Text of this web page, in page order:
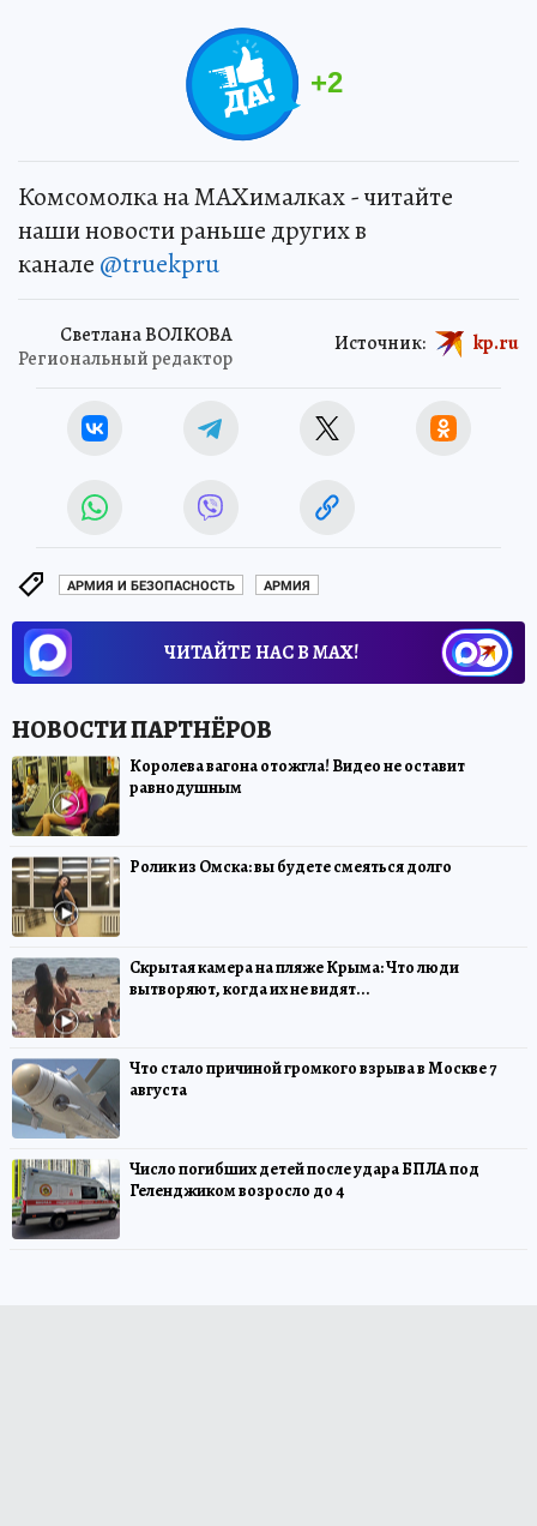
+2
Комсомолка на MAXималках - читайте
наши новости раньше других в
канале @truekpru
Светлана ВОЛКОВА
Региональный редактор
Источник: kp.ru
АРМИЯ И БЕЗОПАСНОСТЬ АРМИЯ
ЧИТАЙТЕ НАС В МАХ!
Королева вагона отожгла! Видео не оставит
равнодушным
Ролик из Омска: вы будете смеяться долго
Скрытая камера на пляже Крыма: Что люди
вытворяют, когда их не видят...
Что стало причиной громкого взрыва в Москве 7
августа
Число погибших детей после удара БПЛА под
Геленджиком возросло до 4